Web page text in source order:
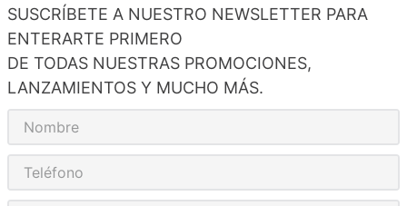
SUSCRÍBETE A NUESTRO NEWSLETTER PARA
ENTERARTE PRIMERO
DE TODAS NUESTRAS PROMOCIONES,
LANZAMIENTOS Y MUCHO MÁS.